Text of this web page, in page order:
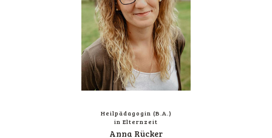
Heil­päd­ago­gin (B.A.)
in Elternzeit
Anna Rück­er